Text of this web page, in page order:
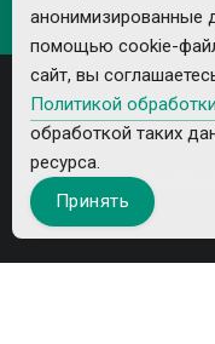
Все рекламируемые
анонимизированные
помощью cookie-
сайт, вы
Политикой
обработкой таких
ресурса.
Принять